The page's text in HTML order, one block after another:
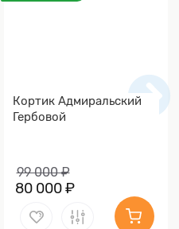
Кортик Адмиральский
Гербовой
99 000 ₽
80 000 ₽